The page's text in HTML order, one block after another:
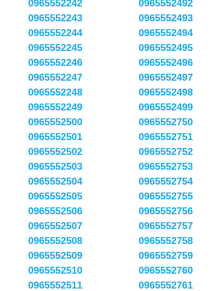
0965552242
0965552243
0965552244
0965552245
0965552246
0965552247
0965552248
0965552249
0965552492
0965552493
0965552494
0965552495
0965552496
0965552497
0965552498
0965552499
0965552500
0965552501
0965552502
0965552503
0965552504
0965552505
0965552506
0965552507
0965552508
0965552509
0965552510
0965552511
0965552750
0965552751
0965552752
0965552753
0965552754
0965552755
0965552756
0965552757
0965552758
0965552759
0965552760
0965552761